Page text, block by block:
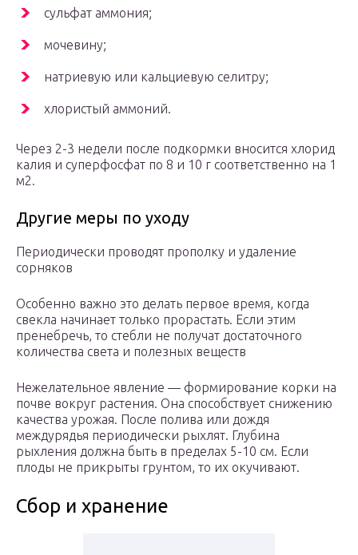
сульфат аммония;
мочевину;
натриевую или кальциевую селитру;
хлористый аммоний.
Через 2-3 недели после подкормки вносится хлорид
калия и суперфосфат по 8 и 10 г соответственно на 1
м2.
Другие меры по уходу
Периодически проводят прополку и удаление
сорняков
Особенно важно это делать первое время, когда
свекла начинает только прорастать. Если этим
пренебречь, то стебли не получат достаточного
количества света и полезных веществ
Нежелательное явление — формирование корки на
почве вокруг растения. Она способствует снижению
качества урожая. После полива или дождя
междурядья периодически рыхлят. Глубина
рыхления должна быть в пределах 5-10 см. Если
плоды не прикрыты грунтом, то их окучивают.
Сбор и хранение